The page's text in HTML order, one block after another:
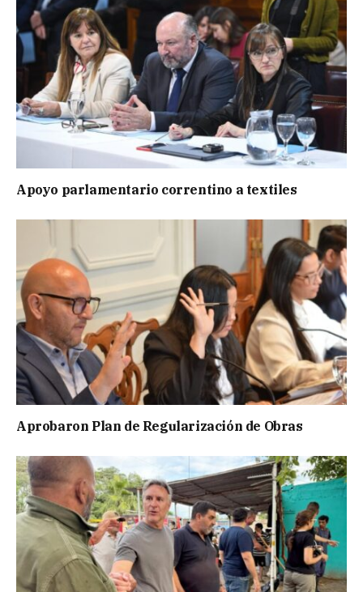
Apoyo parlamentario correntino a textiles
Aprobaron Plan de Regularización de Obras